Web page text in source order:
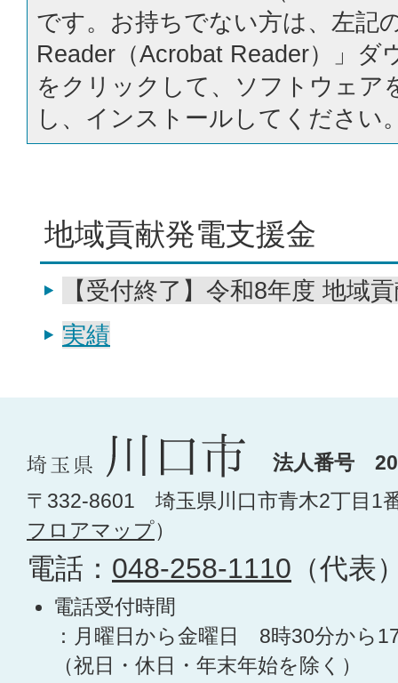
です。お持ちでない方は、左記
Reader（Acrobat Reader）」ダ
をクリックして、ソフトウェア
し、インストールしてください
地域貢献発電支援金
【受付終了】令和8年度 地域
実績
法人番号
〒332-8601 埼玉県川口市青木2丁目1
フロアマップ）
電話： 048-258-1110 （代表
電話受付時間
：月曜日から金曜日 8時30分から
（祝日・休日・年末年始を除く）